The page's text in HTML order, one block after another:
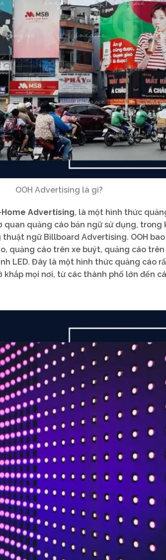
OOH Advertising là gì?
Advertising, là một hình thức
quan quảng cáo bản ngữ sử dụng,
ngữ Billboard Advertising. OOH
quảng cáo trên xe buýt, quảng cáo
LED. Đây là một hình thức quảng cáo
mọi nơi, từ các thành phố lớn đến